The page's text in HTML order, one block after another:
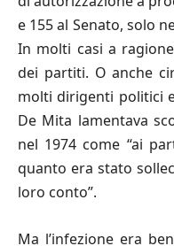
e 155 al Senato, solo
In molti casi a
dei partiti. O anche
molti dirigenti politici
De Mita lamentava
nel 1974 come “ai
quanto era stato
loro conto”.
Ma l’infezione era